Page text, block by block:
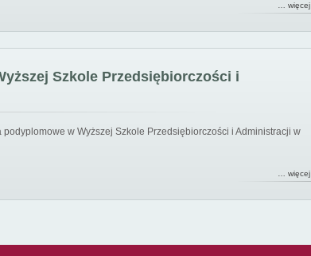
… więcej
Szkole Przedsiębiorczości i
w Wyższej Szkole Przedsiębiorczości i Administracji w
… więcej